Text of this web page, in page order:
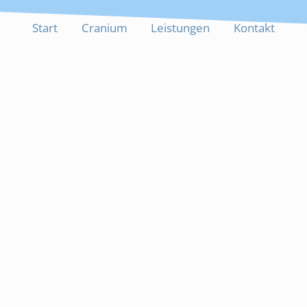
Start Cranium Leistungen Kontakt